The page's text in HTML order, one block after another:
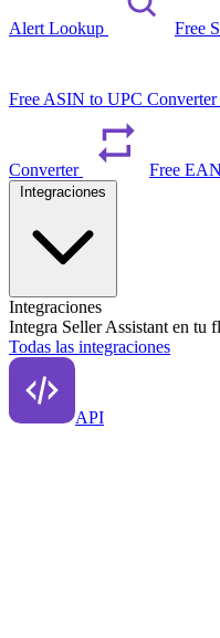
Alert Lookup Free
Free ASIN to UPC Converter
Converter Free
Integraciones
Integra Seller Assistant en tu
Todas las integraciones
API